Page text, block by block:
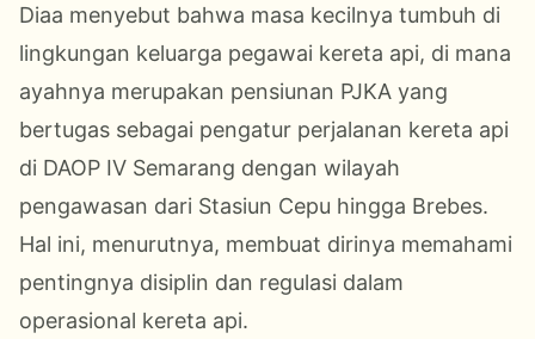
Diaa menyebut bahwa masa kecilnya tumbuh di
lingkungan keluarga pegawai kereta api, di mana
ayahnya merupakan pensiunan PJKA yang
bertugas sebagai pengatur perjalanan kereta api
di DAOP IV Semarang dengan wilayah
pengawasan dari Stasiun Cepu hingga Brebes.
Hal ini, menurutnya, membuat dirinya memahami
pentingnya disiplin dan regulasi dalam
operasional kereta api.